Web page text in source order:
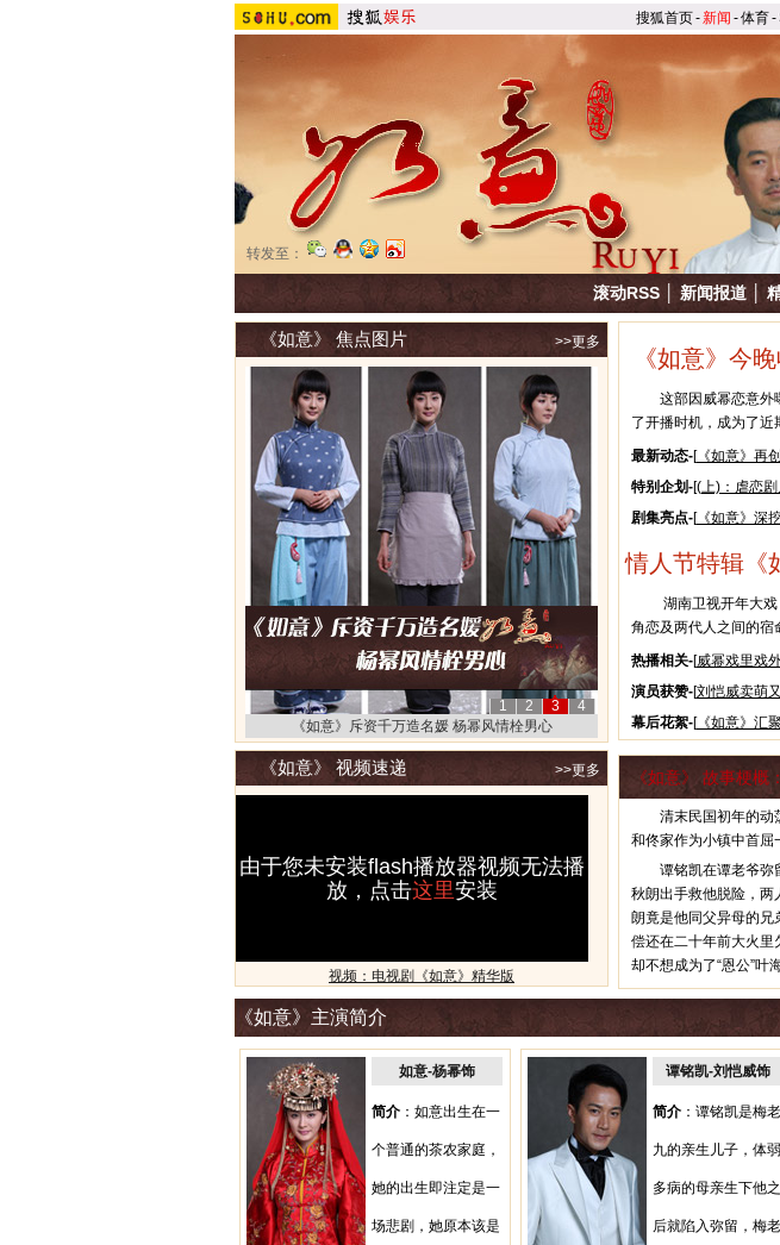
搜狐首页-新闻 -体育-
转发至：
滚动RSS 新闻报道
《如意》 焦点图片 >>更多
1 2 3
4
《如意》斥资千万造名媛 杨幂风情栓男心
《如意》 视频速递 >>更多
由于您未安装flash播放器视频无法播
放，点击这里安装
视频：电视剧《如意》精华版
《如意》今
这部因威幂恋意外曝
了开播时机，成为了近
最新动态-[《如意》再
特别企划-[(上)：虐恋
剧集亮点-[《如意》深
情人节特辑《
湖南卫视开年大戏
角恋及两代人之间的
热播相关-[威幂戏里戏
演员获赞-[刘恺威卖萌
幕后花絮-[《如意》汇
《如意》 故事梗概：
清末民国初年的动荡
和佟家作为小镇中首屈
谭铭凯在谭老爷弥留
秋朗出手救他脱险，两
朗竟是他同父异母的兄
偿还在二十年前大火里
却不想成为了“恩公”
《如意》主演简介
如意-杨幂饰
简介 ：如意出生在一
个普通的茶农家庭，
她的出生即注定是一
场悲剧，她原本该是
谭铭凯-刘恺威饰
简介 ：谭铭凯是梅老
九的亲生儿子，体弱
多病的母亲生下他之
后就陷入弥留，梅老